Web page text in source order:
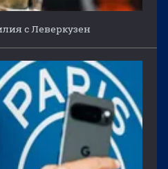
с Леверкузен